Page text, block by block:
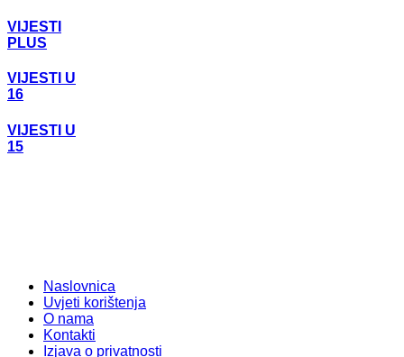
VIJESTI
PLUS
VIJESTI U
16
VIJESTI U
15
Naslovnica
Uvjeti korištenja
O nama
Kontakti
Izjava o privatnosti